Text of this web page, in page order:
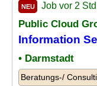
NEU Job vor 2
Public Cloud
Information
• Darmstadt
Beratungs-/